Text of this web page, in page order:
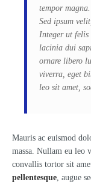
tempor
Sed ipsum
Integer ut
lacinia dui
ornare libero
viverra, eget
leo sit amet,
Mauris ac euismod
massa. Nullam eu leo
convallis tortor sit
pellentesque , augue